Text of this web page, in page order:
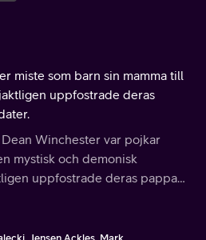
miste som barn sin mamma till
uppfostrade deras
Winchester var pojkar
mystisk och demonisk
uppfostrade deras pappa